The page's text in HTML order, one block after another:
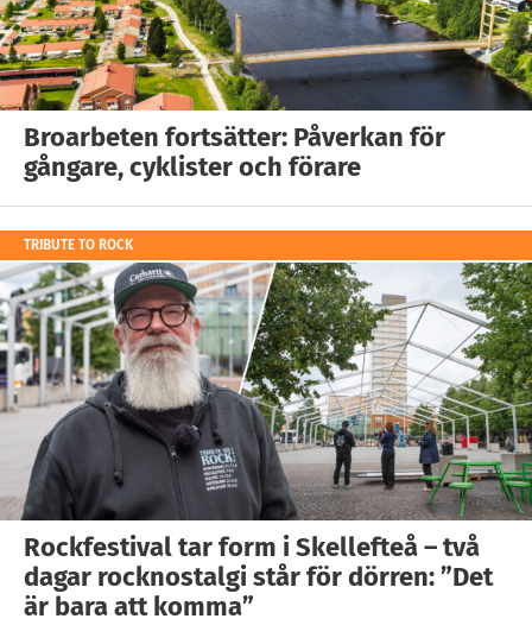
Broarbeten fortsätter: Påverkan för
gångare, cyklister och förare
TRIBUTE TO ROCK
Rockfestival tar form i Skellefteå – två
dagar rocknostalgi står för dörren: ”Det
är bara att komma”